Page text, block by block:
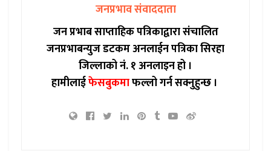
जनप्रभाव संवाददाता
जन प्रभाब साप्ताहिक पत्रिकाद्वारा संचालित
जनप्रभाबन्युज डटकम अनलाईन पत्रिका सिरहा
जिल्लाको नं. १ अनलाइन हो ।
हामीलाईफेसबुकमाफल्लो गर्न सक्नुहुन्छ ।